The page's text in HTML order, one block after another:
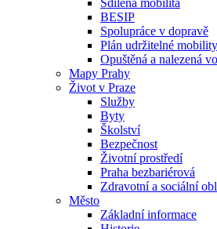
Sdílená mobilita
BESIP
Spolupráce v dopravě
Plán udržitelné mobility
Opuštěná a nalezená
Mapy Prahy
Život v Praze
Služby
Byty
Školství
Bezpečnost
Životní prostředí
Praha bezbariérová
Zdravotní a sociální
Město
Základní informace